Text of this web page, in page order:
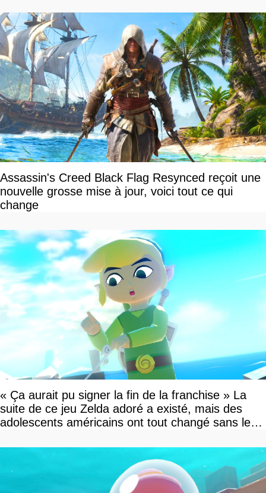
Assassin's Creed Black Flag Resynced reçoit une
nouvelle grosse mise à jour, voici tout ce qui
change
« Ça aurait pu signer la fin de la franchise » La
suite de ce jeu Zelda adoré a existé, mais des
adolescents américains ont tout changé sans le